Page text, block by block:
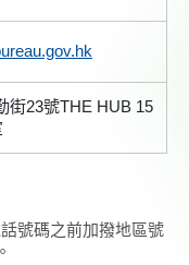
街23號THE HUB 15
號碼之前加撥地區號